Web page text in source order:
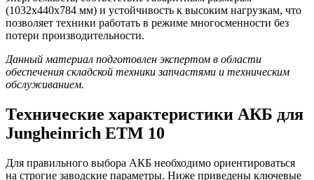
(1032x440x784 мм) и устойчивость к высоким нагрузкам, что
позволяет техники работать в режиме многосменности без
потери производительности.
Данный материал подготовлен экспертом в области
обеспечения складской техники запчастями и техническим
обслуживанием.
Технические характеристики АКБ для
Jungheinrich ETM 10
Для правильного выбора АКБ необходимо ориентироваться
на строгие заводские параметры. Ниже приведены ключевые